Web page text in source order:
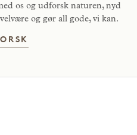
os og udforsk naturen, nyd
og gør all gode, vi kan.